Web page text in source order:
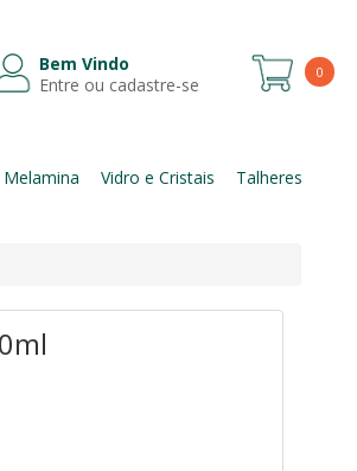
0
Bem Vindo
Entre ou cadastre-se
Melamina Vidro e Cristais Talheres